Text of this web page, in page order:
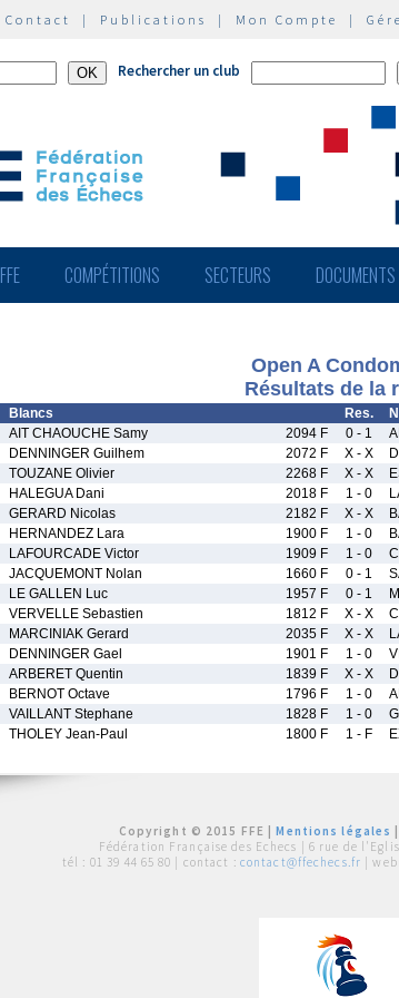
Contact | Publications | Mon Compte |
Rechercher un club
FFE COMPÉTITIONS SECTEURS DOCUMENTS
Open A
Résultats de la
Blancs Res.
AIT CHAOUCHE Samy 2094 F 0 - 1
DENNINGER Guilhem 2072 F X - X
TOUZANE Olivier 2268 F X - X
HALEGUA Dani 2018 F 1 - 0
GERARD Nicolas 2182 F X - X
HERNANDEZ Lara 1900 F 1 - 0
LAFOURCADE Victor 1909 F 1 - 0
JACQUEMONT Nolan 1660 F 0 - 1
LE GALLEN Luc 1957 F 0 - 1
VERVELLE Sebastien 1812 F X - X
MARCINIAK Gerard 2035 F X - X
DENNINGER Gael 1901 F 1 - 0
ARBERET Quentin 1839 F X - X
BERNOT Octave 1796 F 1 - 0
VAILLANT Stephane 1828 F 1 - 0
THOLEY Jean-Paul 1800 F 1 - F
Copyright © 2015 FFE |Mentions légales
Fédération Française des Echecs | 6 rue de
tél : 01 39 44 65 80 | contact : contact@ffechecs.fr |